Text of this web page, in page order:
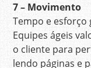
7 – Movimento
Tempo e
Equipes ágeis
o cliente para
lendo páginas e